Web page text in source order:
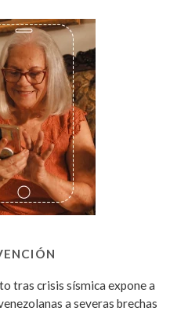
tras crisis sísmica expone a
a severas brechas